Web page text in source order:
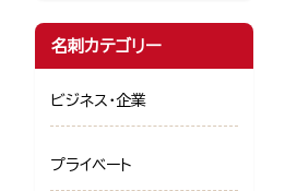
名刺カテゴリー
ビジネス・企業
プライベート